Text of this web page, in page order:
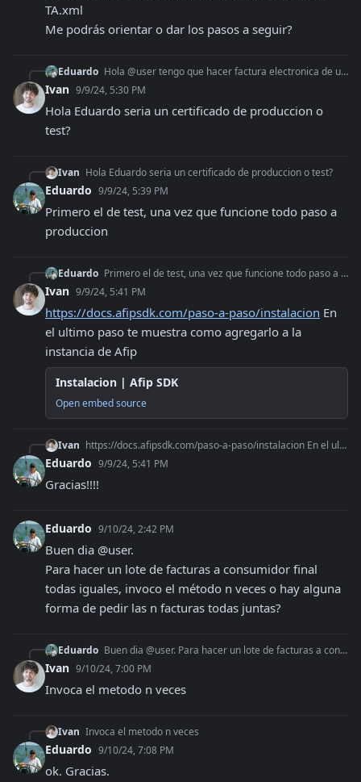
TA.xml
Me podrás orientar o dar los pasos a seguir?
Eduardo Hola @user tengo que hacer factura electronica de una empresa. Ya hice las pruebas con afisdk (con el cuit 201111111111) pero ahora quisiera hacer las mismas pr
Ivan 9/9/24, 5:30 PM
Hola Eduardo seria un certificado de produccion o
test?
Ivan Hola Eduardo seria un certificado de produccion o test?
Eduardo 9/9/24, 5:39 PM
Primero el de test, una vez que funcione todo paso a
produccion
Eduardo Primero el de test, una vez que funcione todo paso a produccion
Ivan 9/9/24, 5:41 PM
https://docs.afipsdk.com/paso-a-paso/instalacion En
el ultimo paso te muestra como agregarlo a la
instancia de Afip
Instalacion | Afip SDK
Open embed source
Ivan https://docs.afipsdk.com/paso-a-paso/instalacion En el ultimo paso te muestra como agregarlo a la instancia de Afip
Eduardo 9/9/24, 5:41 PM
Gracias!!!!
Eduardo 9/10/24, 2:42 PM
Buen dia @user.
Para hacer un lote de facturas a consumidor final
todas iguales, invoco el método n veces o hay alguna
forma de pedir las n facturas todas juntas?
Eduardo Buen dia @user. Para hacer un lote de facturas a consumidor final todas iguales, invoco el método n veces o hay alguna forma de pedir las n facturas todas junt
Ivan 9/10/24, 7:00 PM
Invoca el metodo n veces
Ivan Invoca el metodo n veces
Eduardo 9/10/24, 7:08 PM
ok. Gracias.